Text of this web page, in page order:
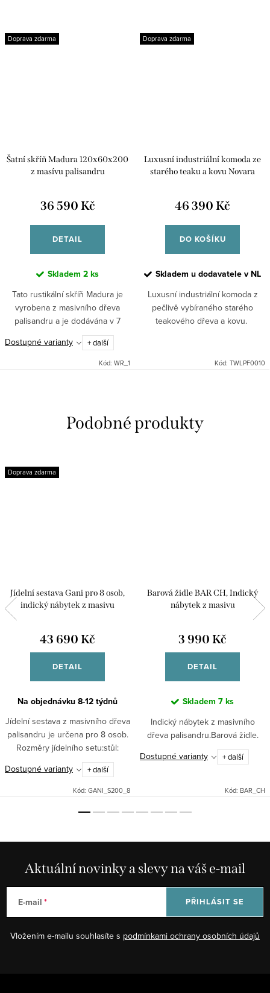
Doprava zdarma
Šatní skříň Madura 120x60x200
z masívu palisandru
36 590 Kč
DETAIL
Skladem 2 ks
Tato rustikální skříň Madura je
vyrobena z masivního dřeva
palisandru a je dodávána v 7
různých odstínech. Při
objednávce nutné
upřesnit."Nedokonalé"
Dostupné varianty + další
Kód: WR_1
Doprava zdarma
Luxusní industriální komoda ze
starého teaku a kovu Novara
46 390 Kč
DO KOŠÍKU
Skladem u dodavatele v NL
Luxusní industriální komoda z
pečlivě vybíraného starého
teakového dřeva a kovu.
Kód: TWLPF0010
Doprava zdarma
Jídelní sestava Gani pro 8 osob,
indický nábytek z masivu
43 690 Kč
DETAIL
Na objednávku 8-12 týdnů
Jídelní sestava z masivního dřeva
palisandru je určena pro 8 osob.
Rozměry jídelního setu:stůl:
200/90/76 cmžidle: 45/45/100
cm Indický stylový nábytek z
masivu.
Dostupné varianty + další
Kód: GANI_S200_8
Barová židle BAR CH, Indický
nábytek z masivu
3 990 Kč
DETAIL
Skladem 7 ks
Indický nábytek z masivního
dřeva palisandru.Barová židle.
Dostupné varianty
+ další
Kód: BAR_CH
Aktuální novinky a slevy na váš e-mail
E-mail
Vložením e-mailu souhlasíte s podmínkami ochrany osobních údajů
PŘIHLÁSIT SE